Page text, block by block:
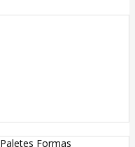
Paletes Formas